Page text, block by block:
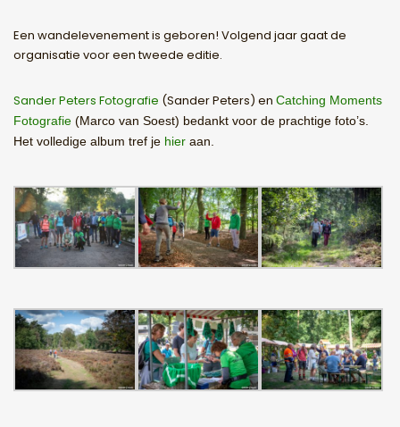
Een wandelevenement is geboren! Volgend jaar gaat de
organisatie voor een tweede editie.
Sander Peters Fotografie (Sander Peters) en Catching Moments
Fotografie (Marco van Soest) bedankt voor de prachtige foto’s.
Het volledige album tref je hier aan.